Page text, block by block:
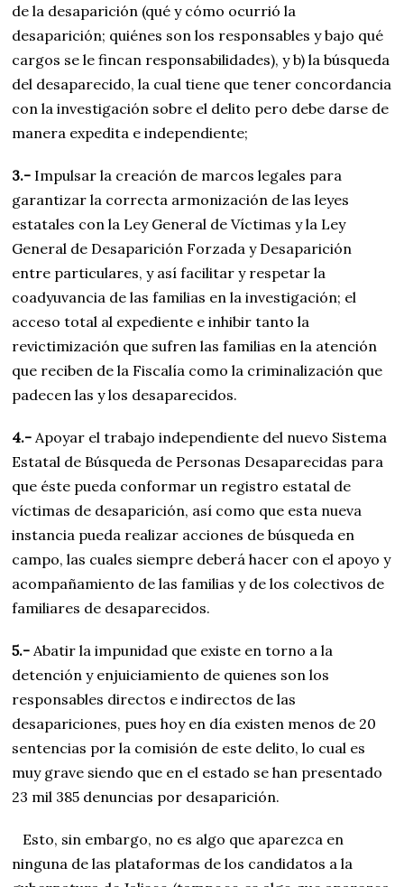
de la desaparición (qué y cómo ocurrió la
desaparición; quiénes son los responsables y bajo qué
cargos se le fincan responsabilidades), y b) la búsqueda
del desaparecido, la cual tiene que tener concordancia
con la investigación sobre el delito pero debe darse de
manera expedita e independiente;
3.- Impulsar la creación de marcos legales para
garantizar la correcta armonización de las leyes
estatales con la Ley General de Víctimas y la Ley
General de Desaparición Forzada y Desaparición
entre particulares, y así facilitar y respetar la
coadyuvancia de las familias en la investigación; el
acceso total al expediente e inhibir tanto la
revictimización que sufren las familias en la atención
que reciben de la Fiscalía como la criminalización que
padecen las y los desaparecidos.
4.- Apoyar el trabajo independiente del nuevo Sistema
Estatal de Búsqueda de Personas Desaparecidas para
que éste pueda conformar un registro estatal de
víctimas de desaparición, así como que esta nueva
instancia pueda realizar acciones de búsqueda en
campo, las cuales siempre deberá hacer con el apoyo y
acompañamiento de las familias y de los colectivos de
familiares de desaparecidos.
5.- Abatir la impunidad que existe en torno a la
detención y enjuiciamiento de quienes son los
responsables directos e indirectos de las
desapariciones, pues hoy en día existen menos de 20
sentencias por la comisión de este delito, lo cual es
muy grave siendo que en el estado se han presentado
23 mil 385 denuncias por desaparición.
Esto, sin embargo, no es algo que aparezca en
ninguna de las plataformas de los candidatos a la